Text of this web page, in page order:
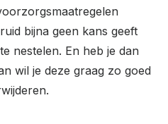
bijna geen kans geeft
nestelen. En heb je dan
wil je deze graag zo goed